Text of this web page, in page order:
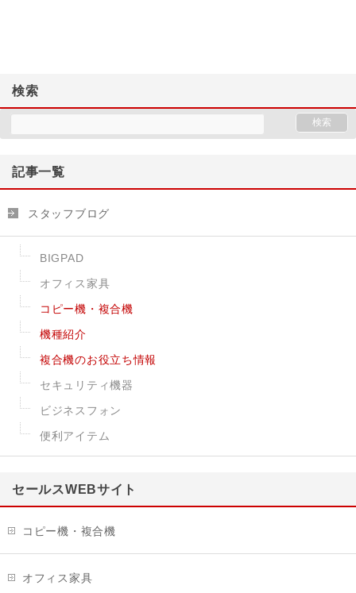
検索
記事一覧
スタッフブログ
BIGPAD
オフィス家具
コピー機・複合機
機種紹介
複合機のお役立ち情報
セキュリティ機器
ビジネスフォン
便利アイテム
セールスWEBサイト
コピー機・複合機
オフィス家具